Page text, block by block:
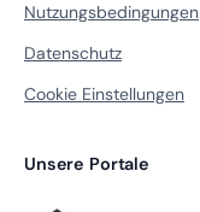
Nutzungsbedingungen
Datenschutz
Cookie Einstellungen
Unsere Portale